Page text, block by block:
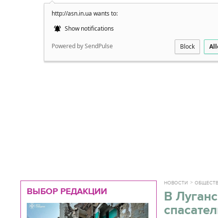
http://asn.in.ua wants to:
Show notifications
Powered by SendPulse Block
ВЫБОР РЕДАКЦИИ
НОВОСТИ
В